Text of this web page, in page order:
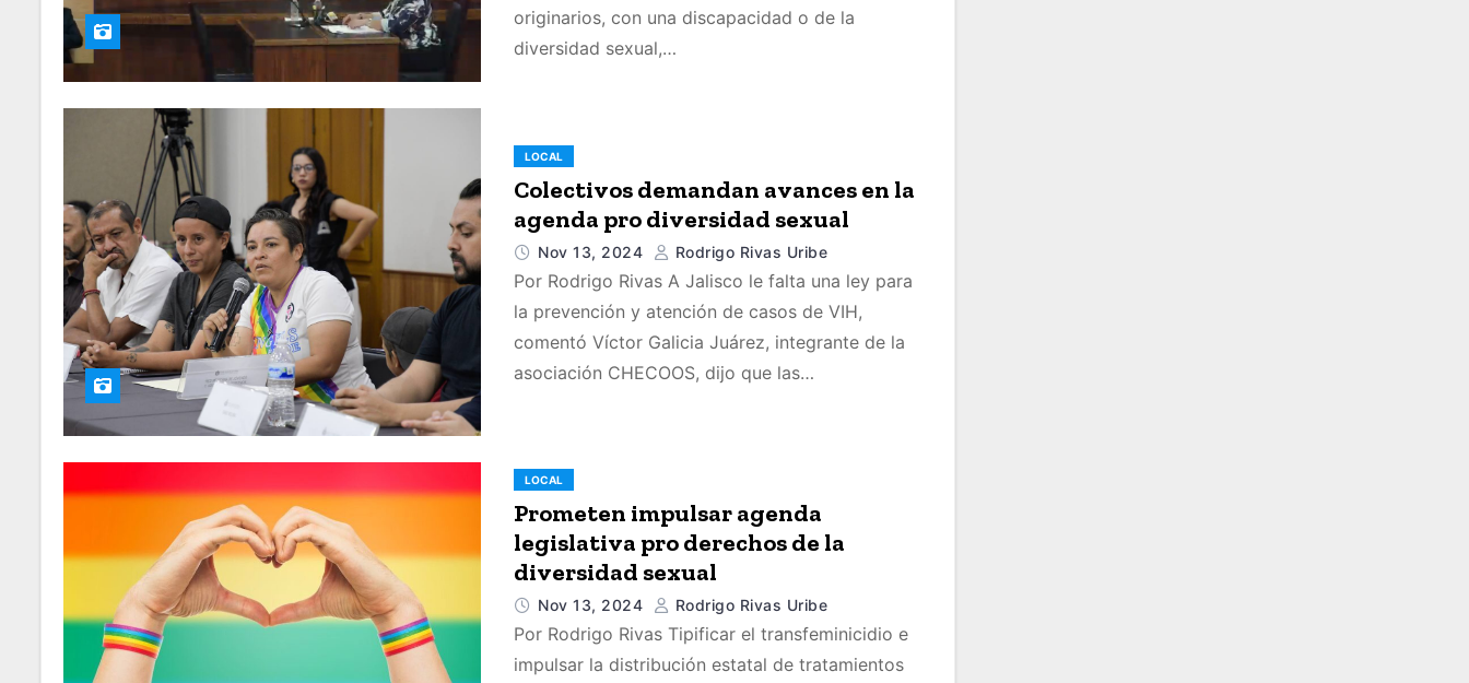
originarios, con una discapacidad o de la
diversidad sexual,…
LOCAL
Colectivos demandan avances en la
agenda pro diversidad sexual
Nov 13, 2024 Rodrigo Rivas Uribe
Por Rodrigo Rivas A Jalisco le falta una ley para
la prevención y atención de casos de VIH,
comentó Víctor Galicia Juárez, integrante de la
asociación CHECOOS, dijo que las…
LOCAL
Prometen impulsar agenda
legislativa pro derechos de la
diversidad sexual
Nov 13, 2024 Rodrigo Rivas Uribe
Por Rodrigo Rivas Tipificar el transfeminicidio e
impulsar la distribución estatal de tratamientos